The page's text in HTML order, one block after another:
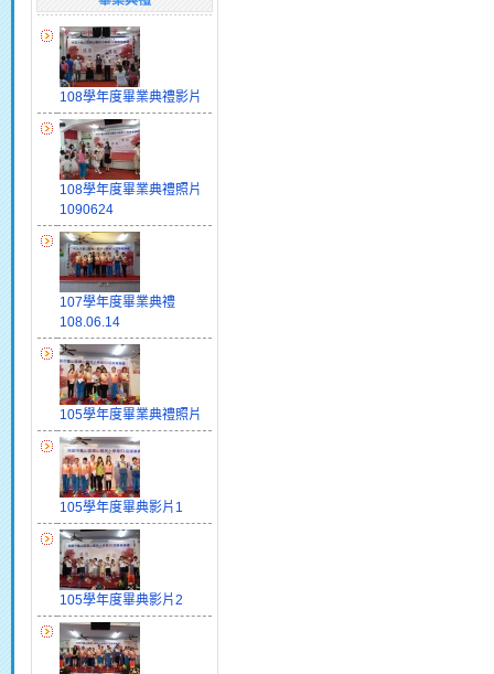
108學年度畢業典禮影片
108學年度畢業典禮照片
1090624
107學年度畢業典禮
108.06.14
105學年度畢業典禮照片
105學年度畢典影片1
105學年度畢典影片2